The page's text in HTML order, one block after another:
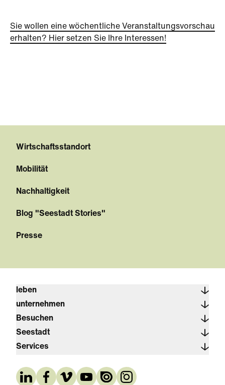
Sie wollen eine wöchentliche Veranstaltungsvorschau
erhalten? Hier setzen Sie Ihre Interessen!
Wirtschaftsstandort
Mobilität
Nachhaltigkeit
Blog "Seestadt Stories"
Presse
leben
unternehmen
Besuchen
Seestadt
Services